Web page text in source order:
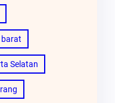
Selatan